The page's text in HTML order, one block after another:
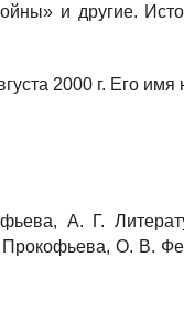
и другие.
2000 г. Его
А. Г.
О. В.